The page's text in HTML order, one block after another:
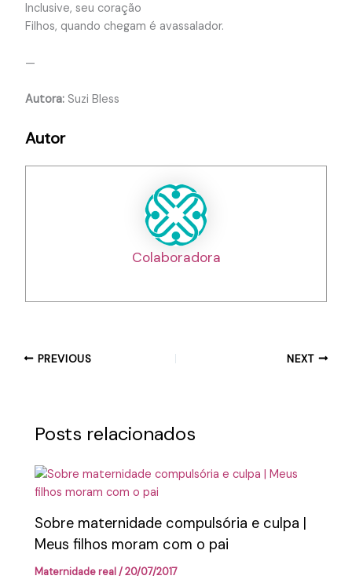
Inclusive, seu coração
Filhos, quando chegam é avassalador.
—
Autora:Suzi Bless
Autor
Colaboradora
PREVIOUS NEXT
Posts relacionados
Sobre maternidade compulsória e culpa |
Meus filhos moram com o pai
Maternidade real/20/07/2017